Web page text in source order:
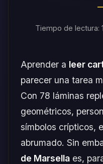
Tiempo de lectura:
Aprender a leer
parecer una tarea
Con 78 láminas
geométricos,
símbolos crípticos,
abrumado. Sin
de Marsella es,